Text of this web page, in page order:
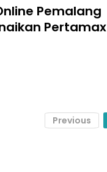
Pemalang
Pertamax
Previous